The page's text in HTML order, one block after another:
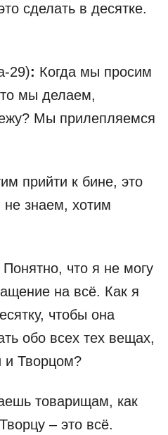
сделать в десятке.
29): Когда мы просим
мы делаем,
Мы прилепляемся
прийти к бине, это
знаем, хотим
Понятно, что я не могу
на всё. Как я
чтобы она
обо всех тех вещах,
и Творцом?
товарищам, как
– это всё.